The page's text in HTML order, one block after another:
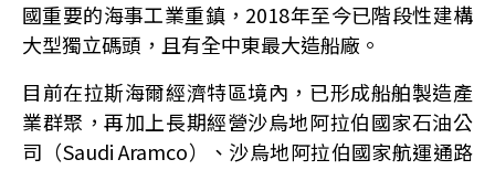
國重要的海事工業重鎮，2018年至今已階段性建構
大型獨立碼頭，且有全中東最大造船廠。
目前在拉斯海爾經濟特區境內，已形成船舶製造產
業群聚，再加上長期經營沙烏地阿拉伯國家石油公
司（Saudi Aramco）、沙烏地阿拉伯國家航運通路